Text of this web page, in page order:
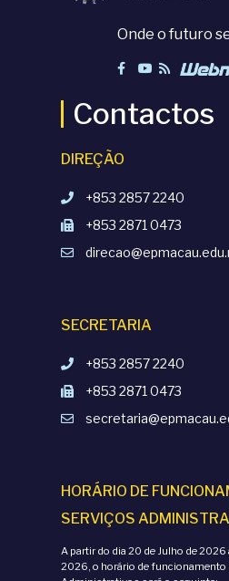
Onde o futuro
Contactos
DIREÇÃO
+853 2857 2240
+853 2871 0473
SECRETARIA
+853 2857 2240
+853 2871 0473
HORÁRIO DE
SERVIÇOS
A partir do dia 20 de Julho de
2026, o horário de funcionamento